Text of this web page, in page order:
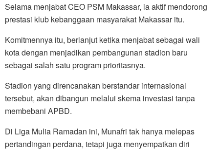
Selama menjabat CEO PSM Makassar, ia aktif mendorong
prestasi klub kebanggaan masyarakat Makassar itu.
Komitmennya itu, berlanjut ketika menjabat sebagai wali
kota dengan menjadikan pembangunan stadion baru
sebagai salah satu program prioritasnya.
Stadion yang direncanakan berstandar internasional
tersebut, akan dibangun melalui skema investasi tanpa
membebani APBD.
Di Liga Mulia Ramadan ini, Munafri tak hanya melepas
pertandingan perdana, tetapi juga menyempatkan diri